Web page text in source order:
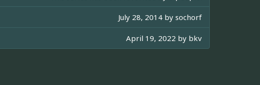
July 28, 2014 by sochorf
April 19, 2022 by bkv